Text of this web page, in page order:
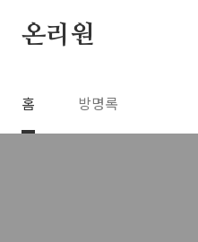
온리원
홈 방명록